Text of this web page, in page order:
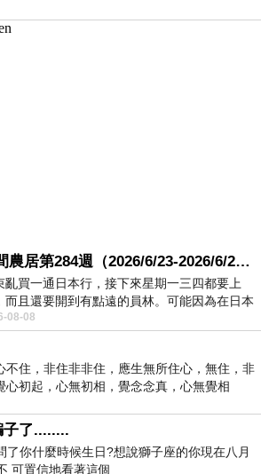
週間農居第284週（2026/6/23-2026/6/24) 夏至 金黃稻浪洋溢豐收喜悅
亂買一通日本行，接下來星期一三四都要上
而且還要開到有點遠的員林。可能因為在日本
少錢，星期一出門上班時，心裡沒有一
08-08
不住，非住非非住，應生無所住心，無住，非
心初起，心無初相，覺念念真，心無覺相
子了........
什麼時候生日?想說獅子座的你現在八月
可置信地看著這個